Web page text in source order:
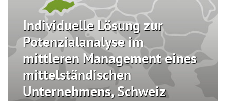
Individuelle Lösung zur
Potenzialanalyse im
mittleren Management eines
mittelständischen
Unternehmens, Schweiz